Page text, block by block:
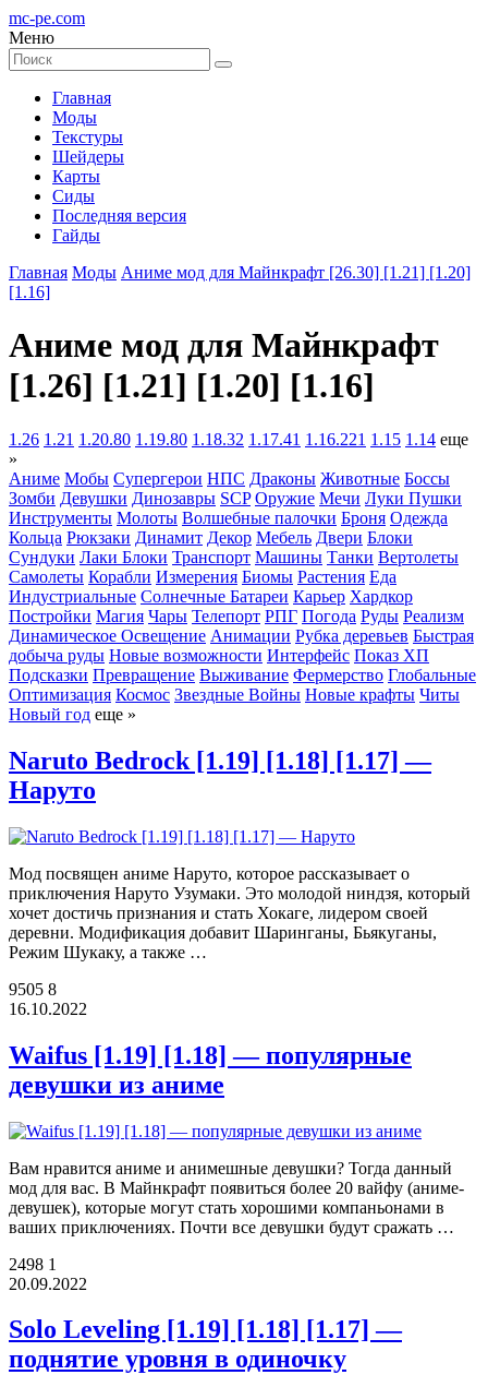
mc-pe.com
Меню
Главная
Моды
Текстуры
Шейдеры
Карты
Сиды
Последняя версия
Гайды
Главная Моды Аниме мод для Майнкрафт [26.30] [1.21] [1.20]
[1.16]
Аниме мод для Майнкрафт
[1.26] [1.21] [1.20] [1.16]
1.26 1.21 1.20.80 1.19.80 1.18.32 1.17.41 1.16.221 1.15 1.14 еще
»
Аниме Мобы Супергерои НПС Драконы Животные Боссы
Зомби Девушки Динозавры SCP Оружие Мечи Луки Пушки
Инструменты Молоты Волшебные палочки Броня Одежда
Кольца Рюкзаки Динамит Декор Мебель Двери Блоки
Сундуки Лаки Блоки Транспорт Машины Танки Вертолеты
Самолеты Корабли Измерения Биомы Растения Еда
Индустриальные Солнечные Батареи Карьер Хардкор
Постройки Магия Чары Телепорт РПГ Погода Руды Реализм
Динамическое Освещение Анимации Рубка деревьев Быстрая
добыча руды Новые возможности Интерфейс Показ ХП
Подсказки Превращение Выживание Фермерство Глобальные
Оптимизация Космос Звездные Войны Новые крафты Читы
Новый год еще »
Naruto Bedrock [1.19] [1.18] [1.17] —
Наруто
Мод посвящен аниме Наруто, которое рассказывает о
приключения Наруто Узумаки. Это молодой ниндзя, который
хочет достичь признания и стать Хокаге, лидером своей
деревни. Модификация добавит Шаринганы, Бьякуганы,
Режим Шукаку, а также …
9505 8
16.10.2022
Waifus [1.19] [1.18] — популярные
девушки из аниме
Вам нравится аниме и анимешные девушки? Тогда данный
мод для вас. В Майнкрафт появиться более 20 вайфу (аниме-
девушек), которые могут стать хорошими компаньонами в
ваших приключениях. Почти все девушки будут сражать …
2498 1
20.09.2022
Solo Leveling [1.19] [1.18] [1.17] —
поднятие уровня в одиночку